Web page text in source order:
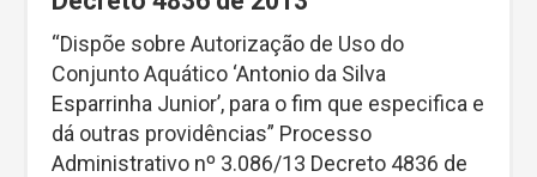
“Dispõe sobre Autorização de Uso do
Conjunto Aquático ‘Antonio da Silva
Esparrinha Junior’, para o fim que especifica e
dá outras providências” Processo
Administrativo nº 3.086/13 Decreto 4836 de